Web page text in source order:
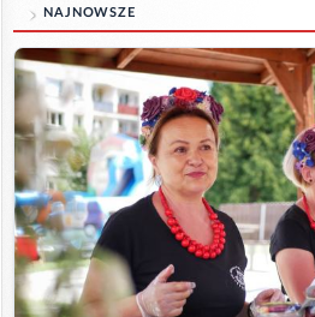
NAJNOWSZE